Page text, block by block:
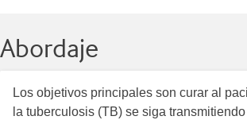
Abordaje
Los objetivos principales son curar al
la tuberculosis (TB) se siga